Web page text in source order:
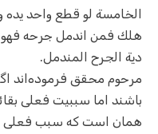
الخامسة لو قطع واحد يده
هلك‌ فمن اندمل جرحه فهو
دية الجرح المندمل.
مرحوم محقق فرموده‌اند
باشند اما سببیت فعلی
همان است که سبب